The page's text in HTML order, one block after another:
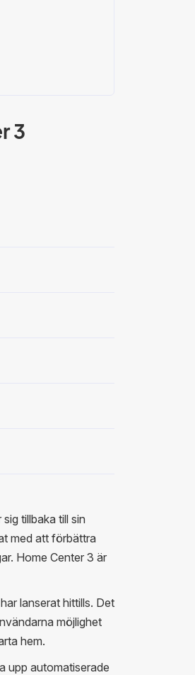
3
tillbaka till sin
med att förbättra
Home Center 3 är
lanserat hittills. Det
möjlighet
hem.
upp automatiserade